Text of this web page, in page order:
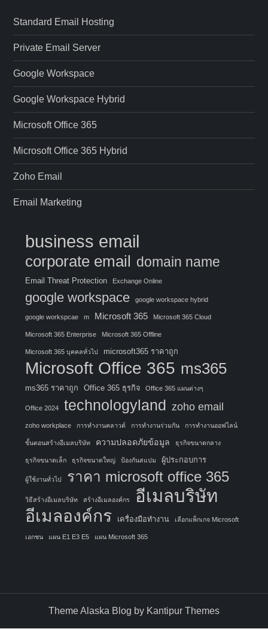
Standard Email Hosting
Private Email Server
Google Workspace
Google Workspace Hybrid
Microsoft Office 365
Microsoft Office 365 Hybrid
Zoho Email
Email Marketing
business email
corporate email domain name
Email Threat Protection Exchange Online
google workspace google workspace hybrid
google workspcae m Microsoft 365 Microsoft 365 Cloud
Microsoft 365 Enterprise Microsoft 365 Offline
Microsoft 365 บุคคลทั่วไป microsoft365 ราคาถูก
Microsoft Office 365 ms365
ms365 ราคาถูก Office 365 ธุรกิจ Office 365 แผนต่างๆ
Office 2024 technologyland zoho email
zoho workplace การทำงานคลาวด์ การทำงานร่วมกัน การทำงานออฟไลน์
ขั้นตอนสร้างอีเมลบริษัท ความปลอดภัยข้อมูล ธุรกิจขนาดกลาง
ธุรกิจขนาดเล็ก ธุรกิจขนาดใหญ่ ป้องกันสแปม ผู้ประกอบการ
ผู้ใช้งานทั่วไป ราคา microsoft office 365
วิธีสร้างอีเมลบริษัท สร้างอีเมลองค์กร อีเมลบริษัท
อีเมลองค์กร เครื่องมือทำงาน เลือกแพ็กเกจ Microsoft
เอกชน แผน E1 E3 E5 แผน Microsoft 365
Theme Alaska Blog by Kantipur Themes